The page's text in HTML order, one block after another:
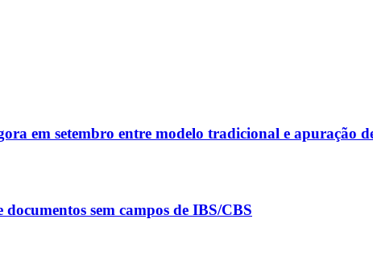
em setembro entre modelo tradicional e apuração
sem campos de IBS/CBS